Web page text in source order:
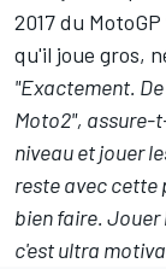
2017 du MotoGP
qu'il joue gros,
"Exactement.
Moto2", assure-
niveau et jouer
reste avec cette
bien faire. Jouer
c'est ultra